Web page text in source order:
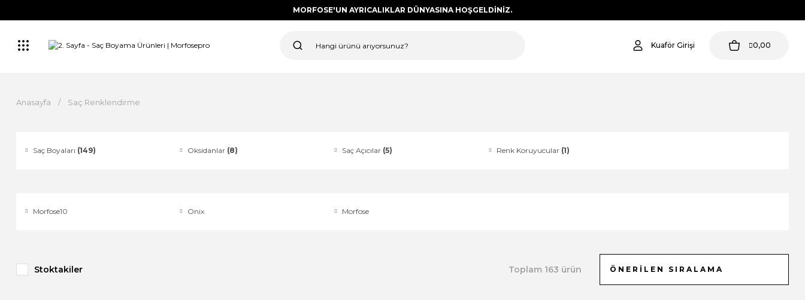
MORFOSE'UN AYRICALIKLAR DÜNYASINA HOŞGELDİNİZ.
Kuaför Girişi 0,00
Anasayfa Saç Renklendirme
Saç Boyaları (149) Oksidanlar (8) Saç Açıcılar (5) Renk Koruyucular (1)
Morfose10 Onix Morfose
Stoktakiler Toplam 163 ürün